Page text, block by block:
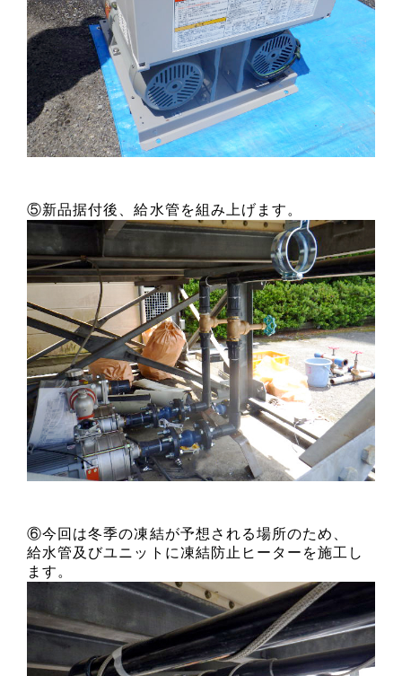
⑤新品据付後、給水管を組み上げます。
⑥今回は冬季の凍結が予想される場所のため、
給水管及びユニットに凍結防止ヒーターを施工し
ます。